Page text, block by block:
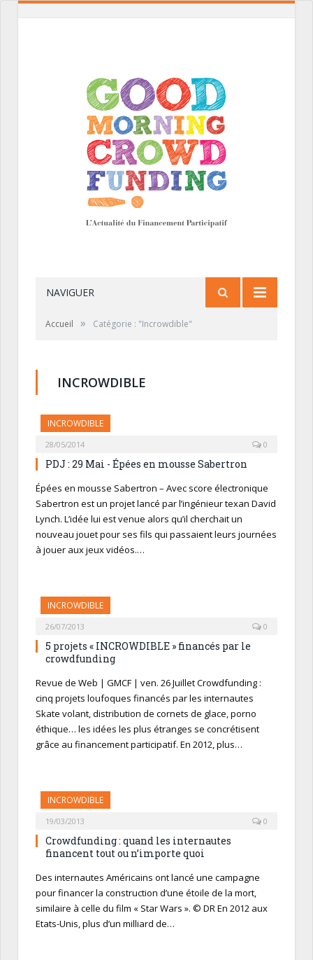
NAVIGUER
Accueil » Catégorie : "Incrowdible"
INCROWDIBLE
INCROWDIBLE
28/05/2014 0
PDJ : 29 Mai - Épées en mousse Sabertron
Épées en mousse Sabertron – Avec score électronique
Sabertron est un projet lancé par l’ingénieur texan David
Lynch. L’idée lui est venue alors qu’il cherchait un
nouveau jouet pour ses fils qui passaient leurs journées
à jouer aux jeux vidéos.…
INCROWDIBLE
26/07/2013 0
5 projets « INCROWDIBLE » financés par le
crowdfunding
Revue de Web | GMCF | ven. 26 Juillet Crowdfunding :
cinq projets loufoques financés par les internautes
Skate volant, distribution de cornets de glace, porno
éthique… les idées les plus étranges se concrétisent
grâce au financement participatif. En 2012, plus…
INCROWDIBLE
19/03/2013 0
Crowdfunding : quand les internautes
financent tout ou n’importe quoi
Des internautes Américains ont lancé une campagne
pour financer la construction d’une étoile de la mort,
similaire à celle du film « Star Wars ». © DR En 2012 aux
Etats-Unis, plus d’un milliard de…